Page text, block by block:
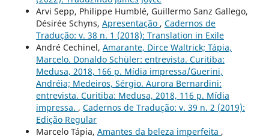
Arvi Sepp, Philippe Humblé, Guillermo Sanz Gallego,
Désirée Schyns, Apresentação , Cadernos de
Tradução: v. 38 n. 1 (2018): Translation in Exile
André Cechinel, Amarante, Dirce Waltrick; Tápia,
Marcelo. Donaldo Schüler: entrevista. Curitiba:
Medusa, 2018, 166 p. Mídia impressa/Guerini,
Andréia; Medeiros, Sérgio. Aurora Bernardini:
entrevista. Curitiba: Medusa, 2018, 116 p. Mídia
impressa. , Cadernos de Tradução: v. 39 n. 2 (2019):
Edição Regular
Marcelo Tápia, Amantes da beleza imperfeita ,